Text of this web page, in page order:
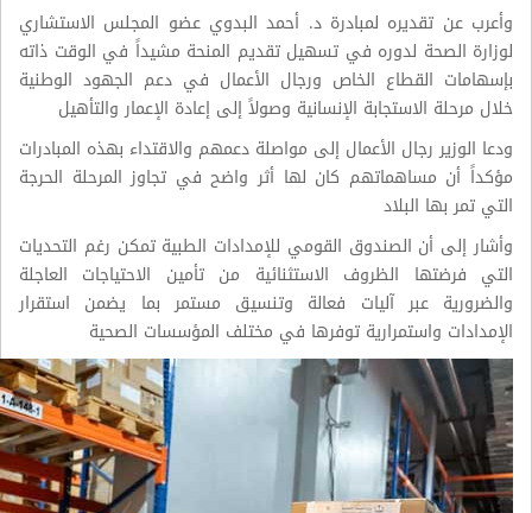
وأعرب عن تقديره لمبادرة د. أحمد البدوي عضو المجلس الاستشاري
لوزارة الصحة لدوره في تسهيل تقديم المنحة مشيداً في الوقت ذاته
بإسهامات القطاع الخاص ورجال الأعمال في دعم الجهود الوطنية
خلال مرحلة الاستجابة الإنسانية وصولاً إلى إعادة الإعمار والتأهيل
ودعا الوزير رجال الأعمال إلى مواصلة دعمهم والاقتداء بهذه المبادرات
مؤكداً أن مساهماتهم كان لها أثر واضح في تجاوز المرحلة الحرجة
التي تمر بها البلاد
وأشار إلى أن الصندوق القومي للإمدادات الطبية تمكن رغم التحديات
التي فرضتها الظروف الاستثنائية من تأمين الاحتياجات العاجلة
والضرورية عبر آليات فعالة وتنسيق مستمر بما يضمن استقرار
الإمدادات واستمرارية توفرها في مختلف المؤسسات الصحية